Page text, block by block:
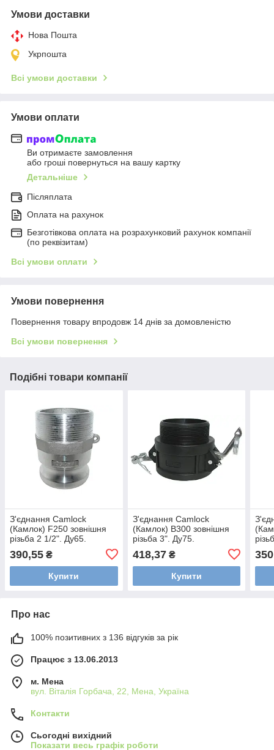
Умови доставки
Нова Пошта
Укрпошта
Всі умови доставки
Умови оплати
Ви отримаєте замовлення
або гроші повернуться на вашу картку
Детальніше
Післяплата
Оплата на рахунок
Безготівкова оплата на розрахунковий рахунок компанії
(по реквізитам)
Всі умови оплати
Умови повернення
Повернення товару впродовж 14 днів за домовленістю
Всі умови повернення
Подібні товари компанії
З'єднання Camlock
(Камлок) F250 зовнішня
різьба 2 1/2". Ду65.
390,55 ₴
Купити
З'єднання Camlock
(Камлок) B300 зовнішня
різьба 3". Ду75.
418,37₴
Купити
Про нас
100% позитивних з 136 відгуків за рік
Працює з 13.06.2013
м. Мена
вул. Віталія Горбача, 22, Мена, Україна
Контакти
Сьогодні вихідний
Показати весь графік роботи